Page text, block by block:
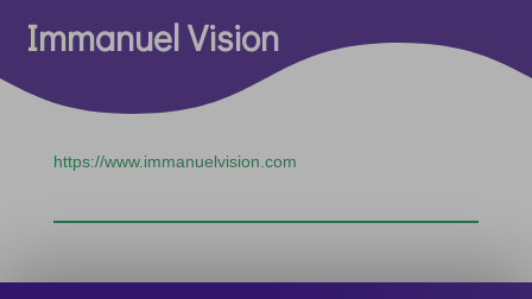
Immanuel Vision
https://www.immanuelvision.com